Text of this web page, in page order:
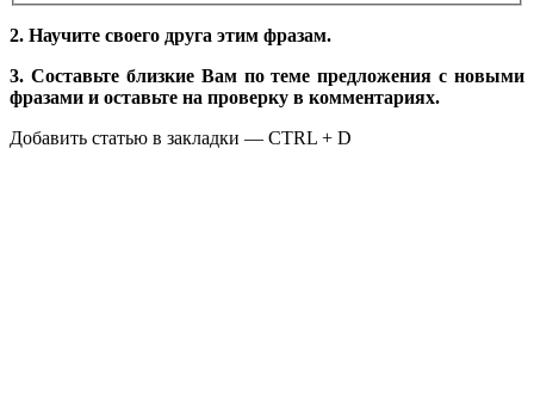
2. Научите своего друга этим фразам.
3. Составьте близкие Вам по теме предложения с новыми
фразами и оставьте на проверку в комментариях.
Добавить статью в закладки — CTRL + D